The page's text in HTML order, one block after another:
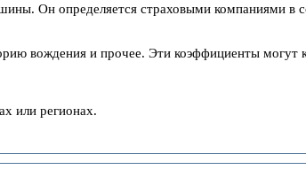
Он определяется страховыми компаниями в
вождения и прочее. Эти коэффициенты могут
или регионах.